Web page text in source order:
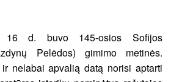
d. buvo 145-osios Sofijos
Pelėdos) gimimo metinės.
nelabai apvalią datą norisi aptarti